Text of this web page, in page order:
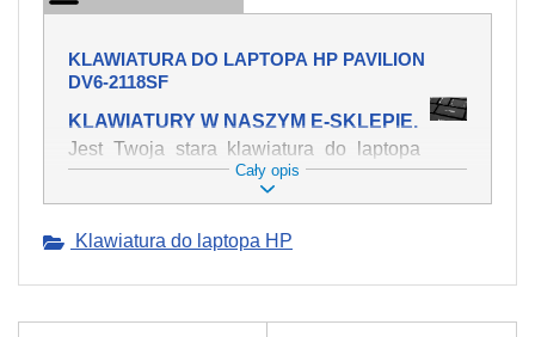
KLAWIATURA DO LAPTOPA HP PAVILION
DV6-2118SF
KLAWIATURY W NASZYM E-SKLEPIE.
Jest Twoja stara klawiatura do laptopa
HP Pavilion dv6-2118sf mechanicznie
uszkodzona, polałeś ją płynem, który
swojej pozycji? Kup nową klawiaturę,
Oferujemy oryginalne klawiatury w
Cały opis
Klawiatura do laptopa HP